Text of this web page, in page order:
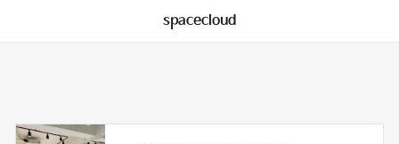
spacecloud